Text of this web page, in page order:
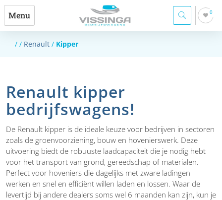
Menu 0
/ / Renault / Kipper
Renault kipper
bedrijfswagens!
De Renault kipper is de ideale keuze voor bedrijven in sectoren
zoals de groenvoorziening, bouw en hovenierswerk. Deze
uitvoering biedt de robuuste laadcapaciteit die je nodig hebt
voor het transport van grond, gereedschap of materialen.
Perfect voor hoveniers die dagelijks met zware ladingen
werken en snel en efficiënt willen laden en lossen. Waar de
levertijd bij andere dealers soms wel 6 maanden kan zijn, kun je